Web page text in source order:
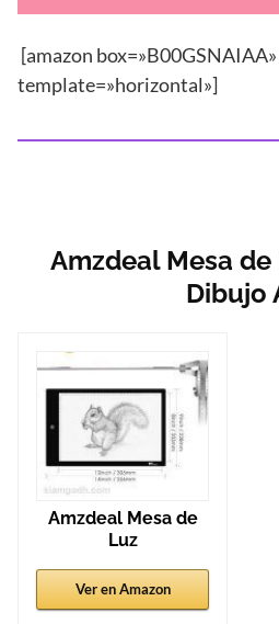
[amazon box=»B00GSNAIAA»
template=»horizontal»]
Amzdeal Mesa
Dibujo
Amzdeal Mesa de
Luz
Ver en Amazon